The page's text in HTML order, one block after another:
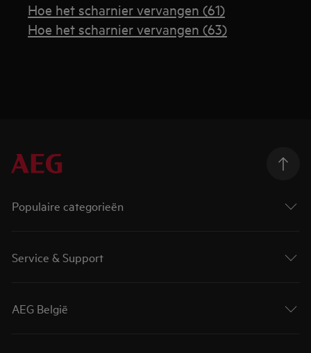
Hoe het scharnier vervangen (61)
Hoe het scharnier vervangen (63)
Populaire categorieën
Service & Support
AEG België